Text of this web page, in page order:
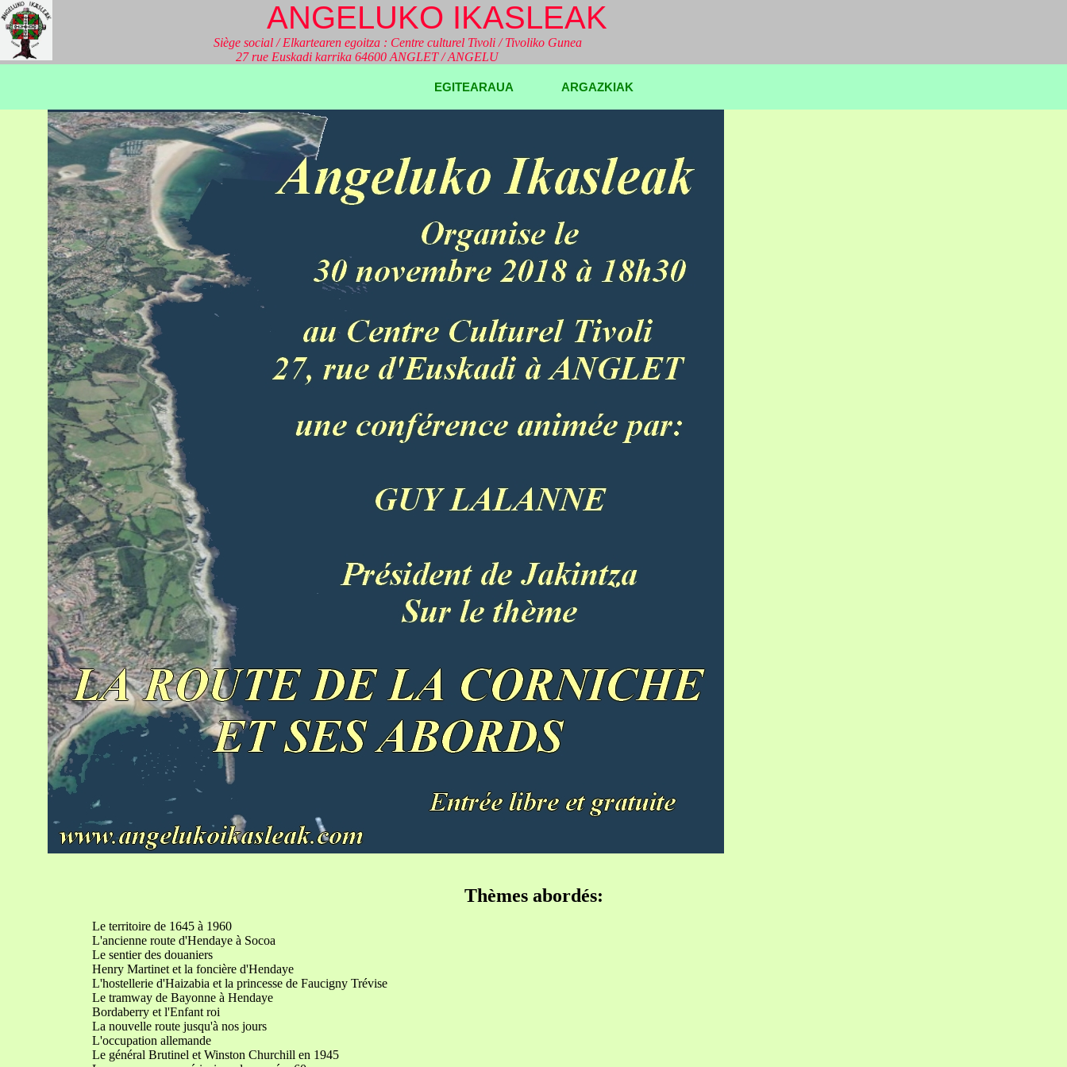
ANGELUKO IKASLEAK
Siège social / Elkartearen egoitza : Centre culturel Tivoli / Tivoliko Gunea
27 rue Euskadi karrika 64600 ANGLET / ANGELU
EGITEARAUA ARGAZKIAK
Thèmes abordés:
Le territoire de 1645 à 1960
L'ancienne route d'Hendaye à Socoa
Le sentier des douaniers
Henry Martinet et la foncière d'Hendaye
L'hostellerie d'Haizabia et la princesse de Faucigny Trévise
Le tramway de Bayonne à Hendaye
Bordaberry et l'Enfant roi
La nouvelle route jusqu'à nos jours
L'occupation allemande
Le général Brutinel et Winston Churchill en 1945